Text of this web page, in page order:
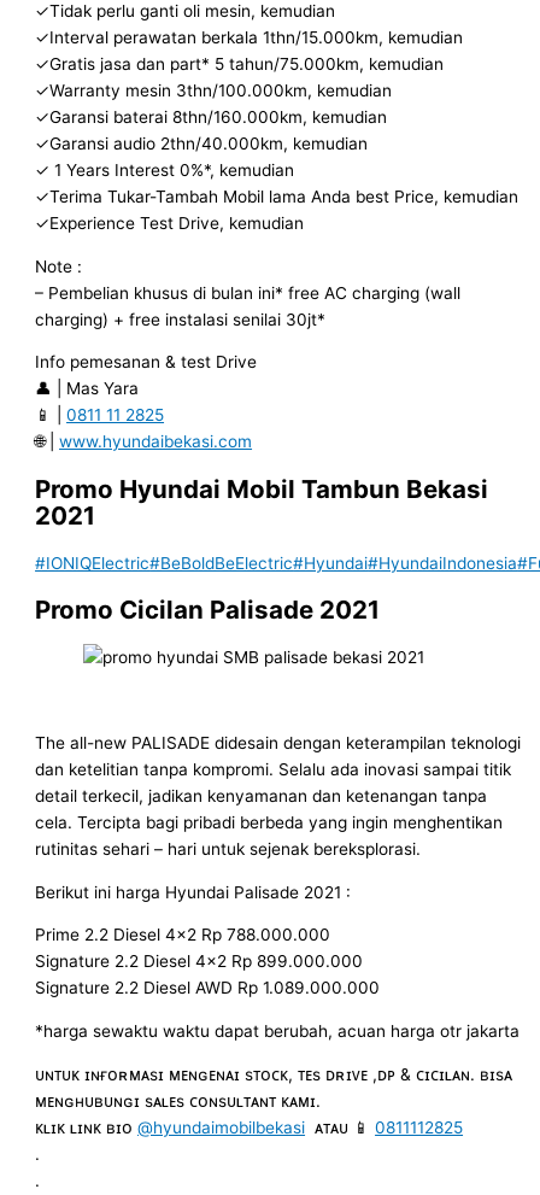
✓Tidak perlu ganti oli mesin, kemudian
✓Interval perawatan berkala 1thn/15.000km, kemudian
✓Gratis jasa dan part* 5 tahun/75.000km, kemudian
✓Warranty mesin 3thn/100.000km, kemudian
✓Garansi baterai 8thn/160.000km, kemudian
✓Garansi audio 2thn/40.000km, kemudian
✓ 1 Years Interest 0%*, kemudian
✓Terima Tukar-Tambah Mobil lama Anda best Price, kemudian
✓Experience Test Drive, kemudian
Note :
– Pembelian khusus di bulan ini* free AC charging (wall
charging) + free instalasi senilai 30jt*
Info pemesanan & test Drive
👤 | Mas Yara
📱 |0811 11 2825
🌐 |www.hyundaibekasi.com
Promo Hyundai Mobil Tambun Bekasi
2021
#IONIQElectric#BeBoldBeElectric#Hyundai#HyundaiIndonesia
Promo Cicilan Palisade 2021
The all-new PALISADE didesain dengan keterampilan teknologi
dan ketelitian tanpa kompromi. Selalu ada inovasi sampai titik
detail terkecil, jadikan kenyamanan dan ketenangan tanpa
cela. Tercipta bagi pribadi berbeda yang ingin menghentikan
rutinitas sehari – hari untuk sejenak bereksplorasi.
Berikut ini harga Hyundai Palisade 2021 :
Prime 2.2 Diesel 4×2 Rp 788.000.000
Signature 2.2 Diesel 4×2 Rp 899.000.000
Signature 2.2 Diesel AWD Rp 1.089.000.000
*harga sewaktu waktu dapat berubah, acuan harga otr jakarta
ᴜɴᴛᴜᴋ ɪɴғᴏʀᴍᴀsɪ ᴍᴇɴɢᴇɴᴀɪ sᴛᴏᴄᴋ, ᴛᴇs ᴅʀɪᴠᴇ ,ᴅᴘ & ᴄɪᴄɪʟᴀɴ. ʙɪsᴀ
ᴍᴇɴɢʜᴜʙᴜɴɢɪ sᴀʟᴇs ᴄᴏɴsᴜʟᴛᴀɴᴛ ᴋᴀᴍɪ.
ᴋʟɪᴋ ʟɪɴᴋ ʙɪᴏ@hyundaimobilbekasi ᴀᴛᴀᴜ 📱0811112825
.
.